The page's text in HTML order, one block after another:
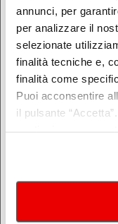
annunci, per
per analizzare il
selezionate
finalità tecniche e,
finalità come
Puoi acconsentire
il pulsante
QUANDO
Oggi
Da oggi in poi
Nel week-end
dal - al